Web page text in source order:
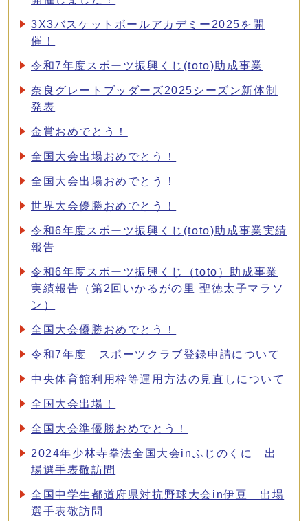
3X3バスケットボールアカデミー2025を開
催！
令和7年度スポーツ振興くじ(toto)助成事業
奈良グレートブッダーズ2025シーズン新体制
発表
金賞おめでとう！
全国大会出場おめでとう！
全国大会出場おめでとう！
世界大会優勝おめでとう！
令和6年度スポーツ振興くじ(toto)助成事業実績
報告
令和6年度スポーツ振興くじ（toto）助成事業
実績報告（第2回いかるがの里 聖徳太子マラソ
ン）
全国大会優勝おめでとう！
令和7年度 スポーツクラブ登録申請について
中央体育館利用枠等運用方法の見直しについて
全国大会出場！
全国大会準優勝おめでとう！
2024年少林寺拳法全国大会inふじのくに 出
場選手表敬訪問
全国中学生都道府県対抗野球大会in伊豆 出場
選手表敬訪問